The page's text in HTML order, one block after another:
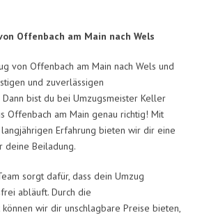
Offenbach am Main nach Wels
von Offenbach am Main nach Wels und
und zuverlässigen
bist du bei Umzugsmeister Keller
Offenbach am Main genau richtig! Mit
Erfahrung bieten wir dir eine
deine Beiladung.
sorgt dafür, dass dein Umzug
abläuft. Durch die
wir dir unschlagbare Preise bieten,